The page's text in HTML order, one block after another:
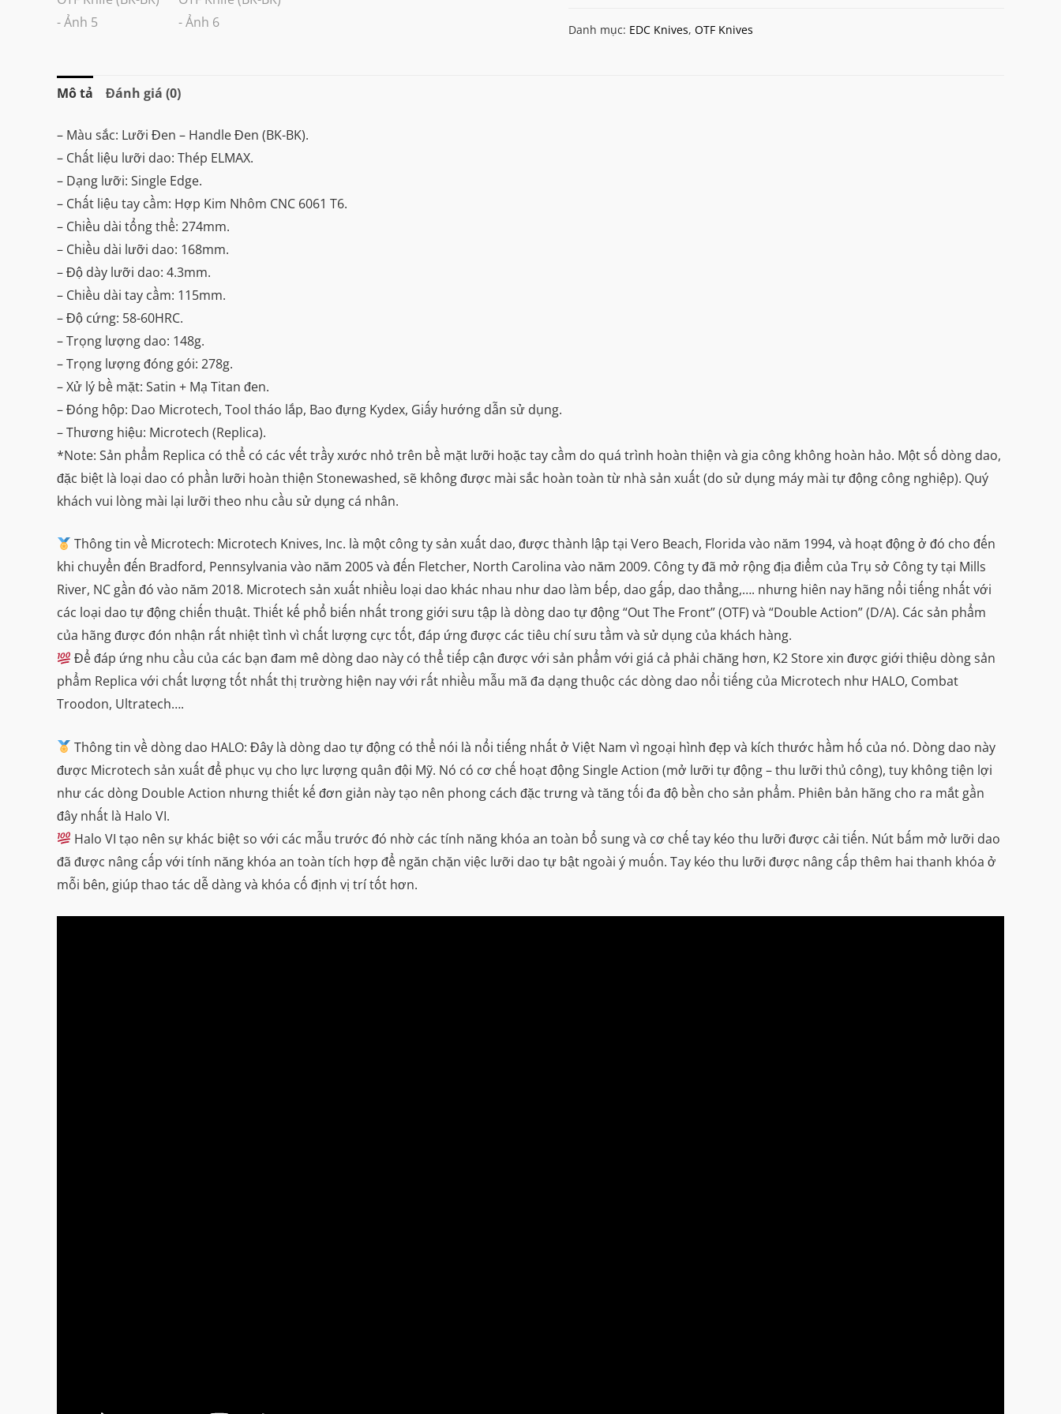
Danh mục: EDC Knives, OTF Knives
Mô tả Đánh giá (0)
– Màu sắc: Lưỡi Đen – Handle Đen (BK-BK).
– Chất liệu lưỡi dao: Thép ELMAX.
– Dạng lưỡi: Single Edge.
– Chất liệu tay cầm: Hợp Kim Nhôm CNC 6061 T6.
– Chiều dài tổng thể: 274mm.
– Chiều dài lưỡi dao: 168mm.
– Độ dày lưỡi dao: 4.3mm.
– Chiều dài tay cầm: 115mm.
– Độ cứng: 58-60HRC.
– Trọng lượng dao: 148g.
– Trọng lượng đóng gói: 278g.
– Xử lý bề mặt: Satin + Mạ Titan đen.
– Đóng hộp: Dao Microtech, Tool tháo lắp, Bao đựng Kydex, Giấy hướng dẫn sử dụng.
– Thương hiệu: Microtech (Replica).
*Note: Sản phẩm Replica có thể có các vết trầy xước nhỏ trên bề mặt lưỡi hoặc tay cầm do quá trình hoàn thiện và gia công không hoàn hảo. Một số dòng dao,
đặc biệt là loại dao có phần lưỡi hoàn thiện Stonewashed, sẽ không được mài sắc hoàn toàn từ nhà sản xuất (do sử dụng máy mài tự động công nghiệp). Quý
khách vui lòng mài lại lưỡi theo nhu cầu sử dụng cá nhân.
Thông tin về Microtech: Microtech Knives, Inc. là một công ty sản xuất dao, được thành lập tại Vero Beach, Florida vào năm 1994, và hoạt động ở đó cho đến
khi chuyển đến Bradford, Pennsylvania vào năm 2005 và đến Fletcher, North Carolina vào năm 2009. Công ty đã mở rộng địa điểm của Trụ sở Công ty tại Mills
River, NC gần đó vào năm 2018. Microtech sản xuất nhiều loại dao khác nhau như dao làm bếp, dao gấp, dao thẳng,…. nhưng hiên nay hãng nổi tiếng nhất với
các loại dao tự động chiến thuật. Thiết kế phổ biến nhất trong giới sưu tập là dòng dao tự động “Out The Front” (OTF) và “Double Action” (D/A). Các sản phẩm
của hãng được đón nhận rất nhiệt tình vì chất lượng cực tốt, đáp ứng được các tiêu chí sưu tầm và sử dụng của khách hàng.
Để đáp ứng nhu cầu của các bạn đam mê dòng dao này có thể tiếp cận được với sản phẩm với giá cả phải chăng hơn, K2 Store xin được giới thiệu dòng sản
phẩm Replica với chất lượng tốt nhất thị trường hiện nay với rất nhiều mẫu mã đa dạng thuộc các dòng dao nổi tiếng của Microtech như HALO, Combat
Troodon, Ultratech….
Thông tin về dòng dao HALO: Đây là dòng dao tự động có thể nói là nổi tiếng nhất ở Việt Nam vì ngoại hình đẹp và kích thước hầm hố của nó. Dòng dao này
được Microtech sản xuất để phục vụ cho lực lượng quân đội Mỹ. Nó có cơ chế hoạt động Single Action (mở lưỡi tự động – thu lưỡi thủ công), tuy không tiện lợi
như các dòng Double Action nhưng thiết kế đơn giản này tạo nên phong cách đặc trưng và tăng tối đa độ bền cho sản phẩm. Phiên bản hãng cho ra mắt gần
đây nhất là Halo VI.
Halo VI tạo nên sự khác biệt so với các mẫu trước đó nhờ các tính năng khóa an toàn bổ sung và cơ chế tay kéo thu lưỡi được cải tiến. Nút bấm mở lưỡi dao
đã được nâng cấp với tính năng khóa an toàn tích hợp để ngăn chặn việc lưỡi dao tự bật ngoài ý muốn. Tay kéo thu lưỡi được nâng cấp thêm hai thanh khóa ở
mỗi bên, giúp thao tác dễ dàng và khóa cố định vị trí tốt hơn.